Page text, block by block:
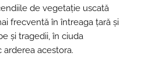
de vegetație uscată
frecventă în întreaga țară și
și tragedii, în ciuda
acestora.